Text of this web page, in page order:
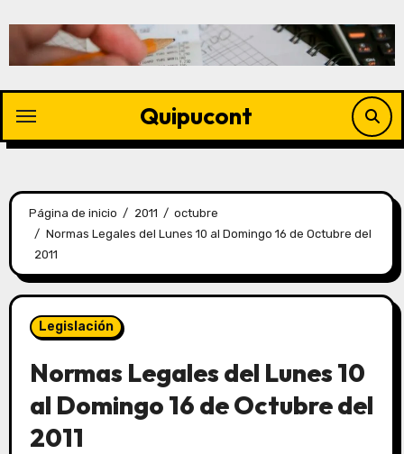
Quipucont
Página de inicio 2011
octubre
Normas Legales del Lunes 10 al Domingo 16 de Octubre del
2011
Legislación
Normas Legales del Lunes 10
al Domingo 16 de Octubre del
2011